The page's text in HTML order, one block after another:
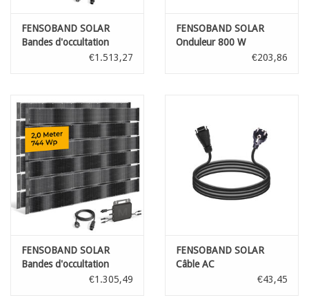
FENSOBAND SOLAR
Bandes d'occultation
photovoltaïque h:19cm
€1.513,27
FENSOBAND SOLAR
Onduleur 800 W
€203,86
FENSOBAND SOLAR
Bandes d'occultation
photovoltaïque h:19cm
€1.305,49
FENSOBAND SOLAR
Câble AC
€43,45